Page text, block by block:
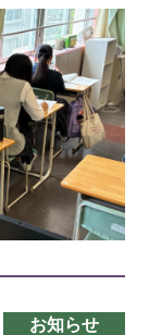
お知らせ